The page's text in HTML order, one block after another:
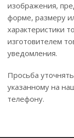
изображения,
форме, размеру
характеристики
изготовителем
уведомления.
Просьба
указанному на
телефону.